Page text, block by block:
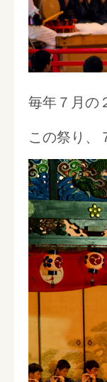
毎年７月の
この祭り、